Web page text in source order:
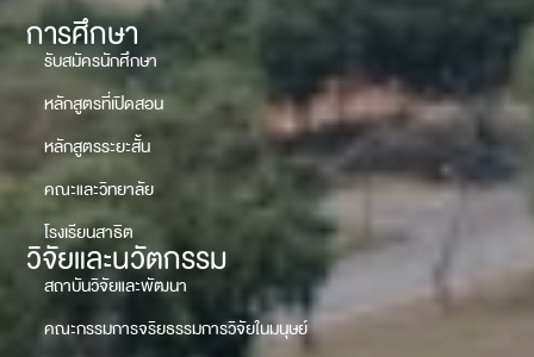
การศึกษา
รับสมัครนักศึกษา
หลักสูตรที่เปิดสอน
หลักสูตรระยะสั้น
คณะและวิทยาลัย
โรงเรียนสาธิต
วิจัยและนวัตกรรม
สถาบันวิจัยและพัฒนา
คณะกรรมการจริยธรรมการวิจัยในมนุษย์